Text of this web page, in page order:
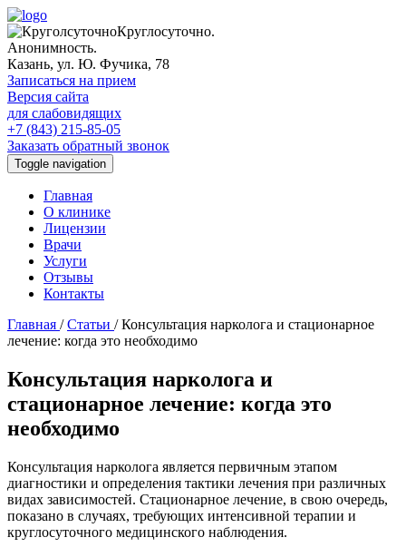
Круглосуточно.
Анонимность.
Казань, ул. Ю. Фучика, 78
Записаться на прием
Версия сайта
для слабовидящих
+7 (843) 215-85-05
Заказать обратный звонок
Toggle navigation
Главная
О клинике
Лицензии
Врачи
Услуги
Отзывы
Контакты
Главная /Статьи /Консультация нарколога и стационарное
лечение: когда это необходимо
Консультация нарколога и
стационарное лечение: когда это
необходимо
Консультация нарколога является первичным этапом
диагностики и определения тактики лечения при различных
видах зависимостей. Стационарное лечение, в свою очередь,
показано в случаях, требующих интенсивной терапии и
круглосуточного медицинского наблюдения.